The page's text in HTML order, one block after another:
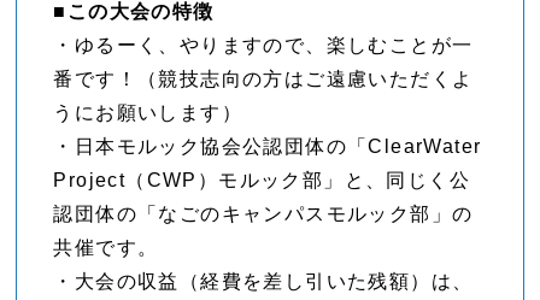
■この大会の特徴
・ゆるーく、やりますので、楽しむことが一
番です！（競技志向の方はご遠慮いただくよ
うにお願いします）
・日本モルック協会公認団体の「ClearWater
Project（CWP）モルック部」と、同じく公
認団体の「なごのキャンパスモルック部」の
共催です。
・大会の収益（経費を差し引いた残額）は、